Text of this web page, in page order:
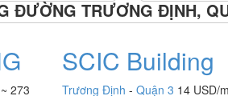
ĐƯỜNG TRƯƠNG ĐỊNH,
273
SCIC Building
Trương Định - Quận 3 14 USD/